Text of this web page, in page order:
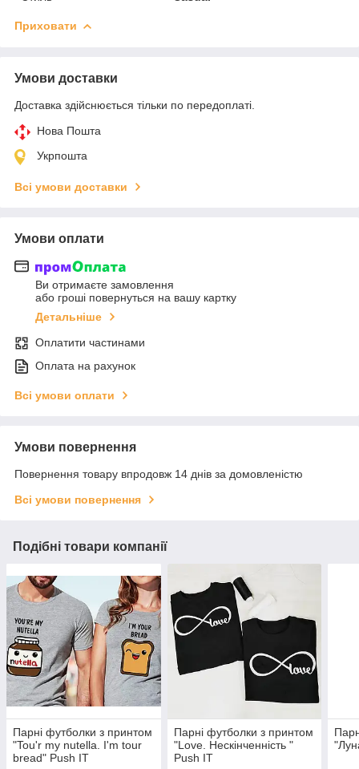
Приховати
Умови доставки
Доставка здійснюється тільки по передоплаті.
Нова Пошта
Укрпошта
Всі умови доставки
Умови оплати
Ви отримаєте замовлення
або гроші повернуться на вашу картку
Детальніше
Оплатити частинами
Оплата на рахунок
Всі умови оплати
Умови повернення
Повернення товару впродовж 14 днів за домовленістю
Всі умови повернення
Подібні товари компанії
Парні футболки з принтом
"Tou'r my nutella. I'm tour
bread" Push IT
Парні футболки з принтом
"Love. Нескінченність "
Push IT